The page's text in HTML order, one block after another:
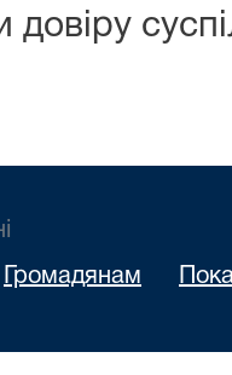
довіру
Громадянам